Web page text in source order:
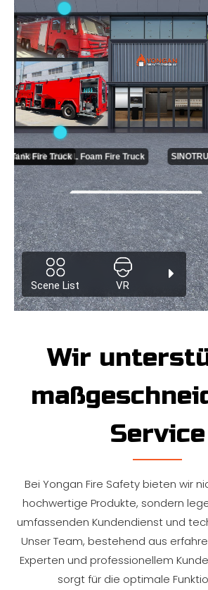
Wir
Service
Bei Yongan Fire Safety bieten wir
hochwertige Produkte, sondern
umfassenden Kundendienst und
Unser Team, bestehend aus
Experten und professionellem
sorgt für die optimale